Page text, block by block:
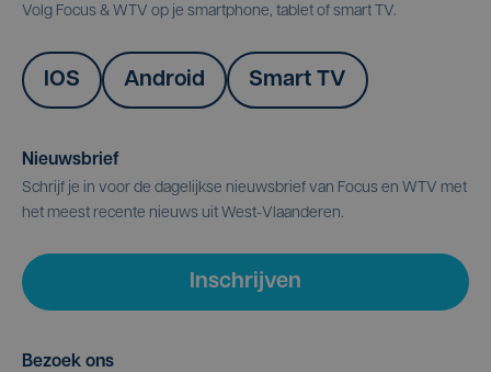
Volg Focus & WTV op je smartphone, tablet of smart TV.
IOS Android Smart TV
Nieuwsbrief
Schrijf je in voor de dagelijkse nieuwsbrief van Focus en WTV met
het meest recente nieuws uit West-Vlaanderen.
Inschrijven
Bezoek ons